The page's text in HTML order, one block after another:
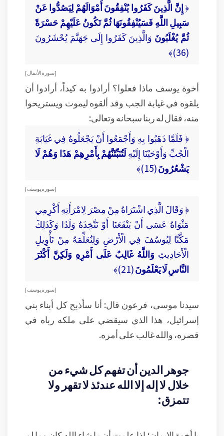
﴿إِنَّ الَّذِينَ كَفَرُوا يُنْفِقُونَ أَمْوَالَهُمْ لِيَصُدُّوا عَنْ
سَبِيلِ اللَّهِ فَسَيُنْفِقُونَهَا ثُمَّ تَكُونُ عَلَيْهِمْ حَسْرَةً
ثُمَّ يُغْلَبُونَ وَالَّذِينَ كَفَرُوا إِلَى جَهَنَّمَ يُحْشَرُونَ
(36)﴾
[ سورة الأنفال ]
أخوة يوسف ماذا فعلوا؟ أرادوا به كيداً، أرادوا أن
يلقوه في غيابة الجب وقد ألقوه ليموت ويستريحوا
منه، فقال له ربنا سبحانه وتعالى:
﴿ فَلَمَّا ذَهَبُوا بِهِ وَأَجْمَعُوا أَنْ يَجْعَلُوهُ فِي غَيَابَةِ
الْجُبِّ وَأَوْحَيْنَا إِلَيْهِلَتُنَبِّئَنَّهُمْ بِأَمْرِهِمْ هَذَا وَهُمْ لَا
يَشْعُرُونَ(15)﴾
[ سورة يوسف ]
﴿ وَقَالَ الَّذِي اشْتَرَاهُ مِنْ مِصْرَ لِامْرَأَتِهِ أَكْرِمِي
مَثْوَاهُ عَسَى أَنْ يَنْفَعَنَا أَوْ نَتَّخِذَهُ وَلَدًا وَكَذَلِكَ
مَكَّنَّا لِيُوسُفَ فِي الْأَرْضِ وَلِنُعَلِّمَهُ مِنْ تَأْوِيلِ
الْأَحَادِيثِ وَاللَّهُ غَالِبٌ عَلَى أَمْرِهِ وَلَكِنَّ أَكْثَرَ
النَّاسِ لَا يَعْلَمُونَ(21)﴾
[ سورة يوسف ]
سيدنا موسى، فرعون قال: أنا سأذبح كل أبناء بني
إسرائيل، هذا الذي سيقضي على ملكه رباه في
قصره، والله غالب على أمره.
جوهر الدين أن تفهم كل شيء من
خلال لا إله إلا الله عندئذ لا تقهر ولا
تتمزق: